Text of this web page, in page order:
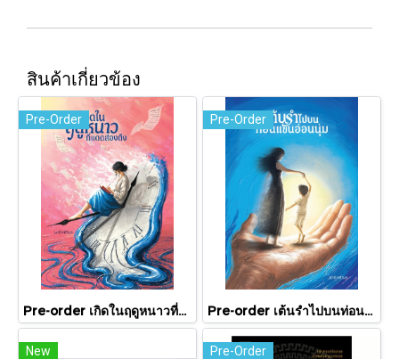
สินค้าเกี่ยวข้อง
Pre-Order
Pre-order เกิดในฤดูหนาวที่แดดส่องถึง / นทธี ศศิวิมล / Pandora Press
Pre-Order
Pre-order เต้นรำไปบนท่อนแขนอ่อนนุ่ม / นทธี ศศิวิมล / Pandora Press
New Pre-Order